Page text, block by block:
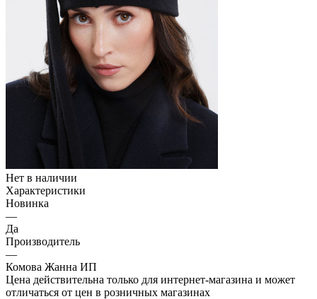
Нет в наличии
Характеристики
Новинка
—
Да
Производитель
—
Комова Жанна ИП
Цена действительна только для интернет-магазина и может
отличаться от цен в розничных магазинах